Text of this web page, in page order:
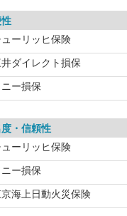
ーリッヒ保険
ダイレクト損保
ー損保
・信頼性
ーリッヒ保険
ー損保
海上日動火災保険